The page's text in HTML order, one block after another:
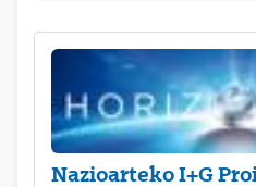
Nazioarteko I+G